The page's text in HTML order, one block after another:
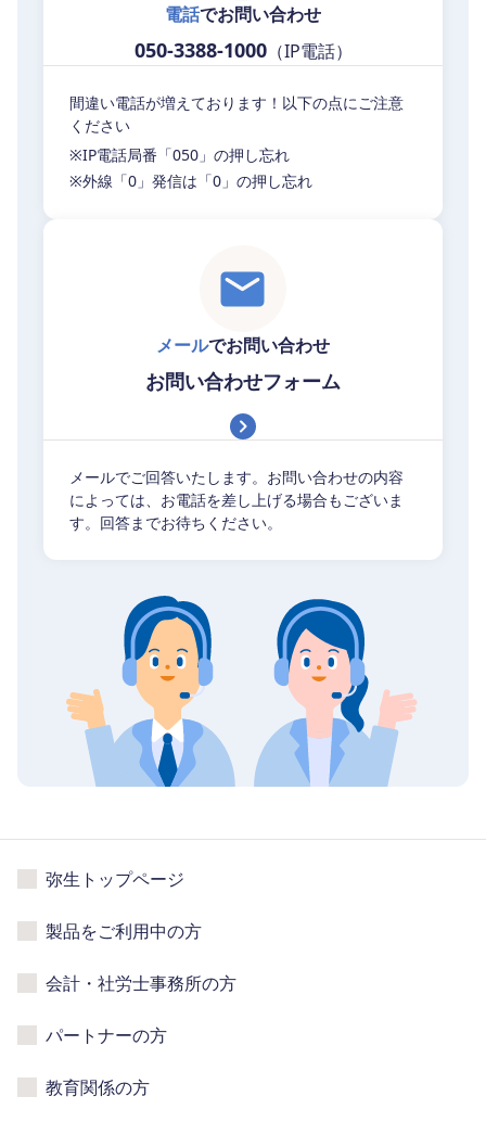
電話でお問い合わせ
050-3388-1000（IP電話）
間違い電話が増えております！以下の点にご注意
ください
※IP電話局番「050」の押し忘れ
※外線「0」発信は「0」の押し忘れ
メールでお問い合わせ
お問い合わせフォーム
メールでご回答いたします。お問い合わせの内容
によっては、お電話を差し上げる場合もございま
す。回答までお待ちください。
弥生トップページ
製品をご利用中の方
会計・社労士事務所の方
パートナーの方
教育関係の方